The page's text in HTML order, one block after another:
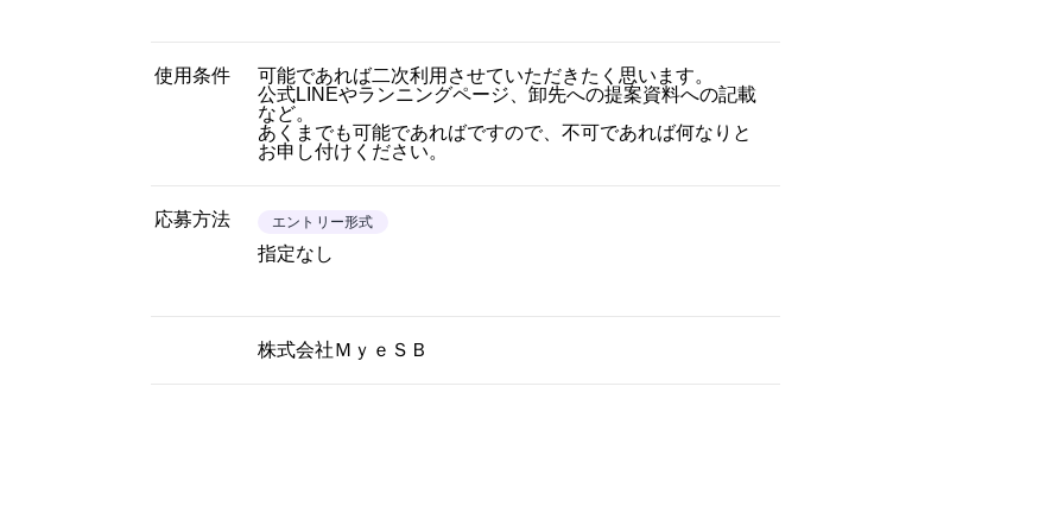
使用条件
可能であれば二次利用させていただきたく思います。
公式LINEやランニングページ、卸先への提案資料への記載
など。
あくまでも可能であればですので、不可であれば何なりと
お申し付けください。
応募方法 エントリー形式
指定なし
株式会社ＭｙｅＳＢ